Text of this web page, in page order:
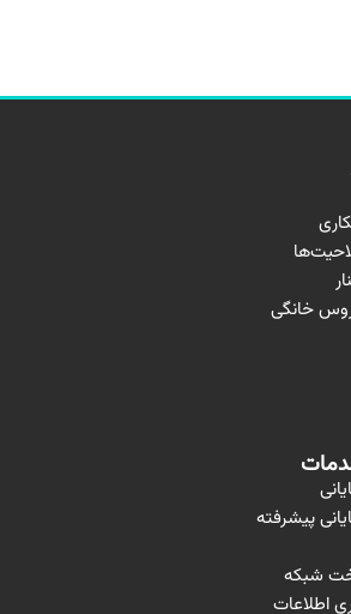
خانگی
پیشرفته
شبکه
اطلاعات